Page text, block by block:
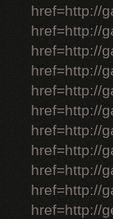
href=http://
href=http://
href=http://
href=http://
href=http://
href=http://
href=http://
href=http://
href=http://
href=http://
href=http://